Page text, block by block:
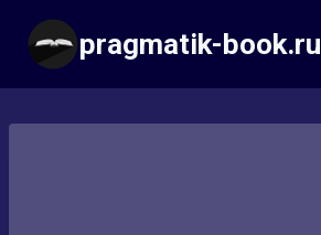
Перейти
содержимому
pragmatik-book.ru